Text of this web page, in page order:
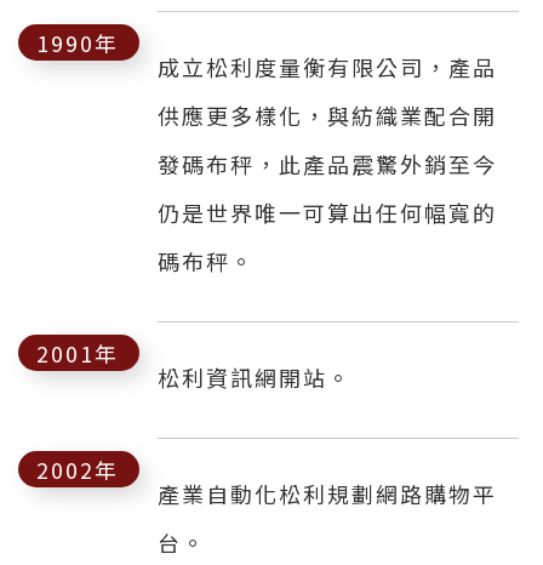
1990年
成立松利度量衡有限公司，產品
供應更多樣化，與紡織業配合開
發碼布秤，此產品震驚外銷至今
仍是世界唯一可算出任何幅寬的
碼布秤。
2001年
松利資訊網開站。
2002年
產業自動化松利規劃網路購物平
台。